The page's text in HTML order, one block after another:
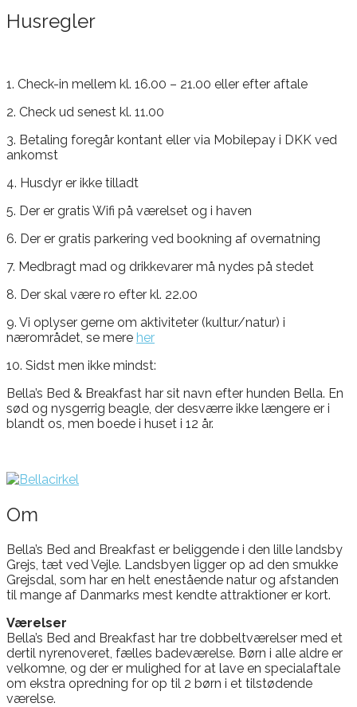
Husregler
1. Check-in mellem kl. 16.00 – 21.00 eller efter aftale
2. Check ud senest kl. 11.00
3. Betaling foregår kontant eller via Mobilepay i DKK ved
ankomst
4. Husdyr er ikke tilladt
5. Der er gratis Wifi på værelset og i haven
6. Der er gratis parkering ved bookning af overnatning
7. Medbragt mad og drikkevarer må nydes på stedet
8. Der skal være ro efter kl. 22.00
9. Vi oplyser gerne om aktiviteter (kultur/natur) i
nærområdet, se mere her
10. Sidst men ikke mindst:
Bella’s Bed & Breakfast har sit navn efter hunden Bella. En
sød og nysgerrig beagle, der desværre ikke længere er i
blandt os, men boede i huset i 12 år.
Om
Bella’s Bed and Breakfast er beliggende i den lille landsby
Grejs, tæt ved Vejle. Landsbyen ligger op ad den smukke
Grejsdal, som har en helt enestående natur og afstanden
til mange af Danmarks mest kendte attraktioner er kort.
Værelser
Bella’s Bed and Breakfast har tre dobbeltværelser med et
dertil nyrenoveret, fælles badeværelse. Børn i alle aldre er
velkomne, og der er mulighed for at lave en specialaftale
om ekstra opredning for op til 2 børn i et tilstødende
værelse.